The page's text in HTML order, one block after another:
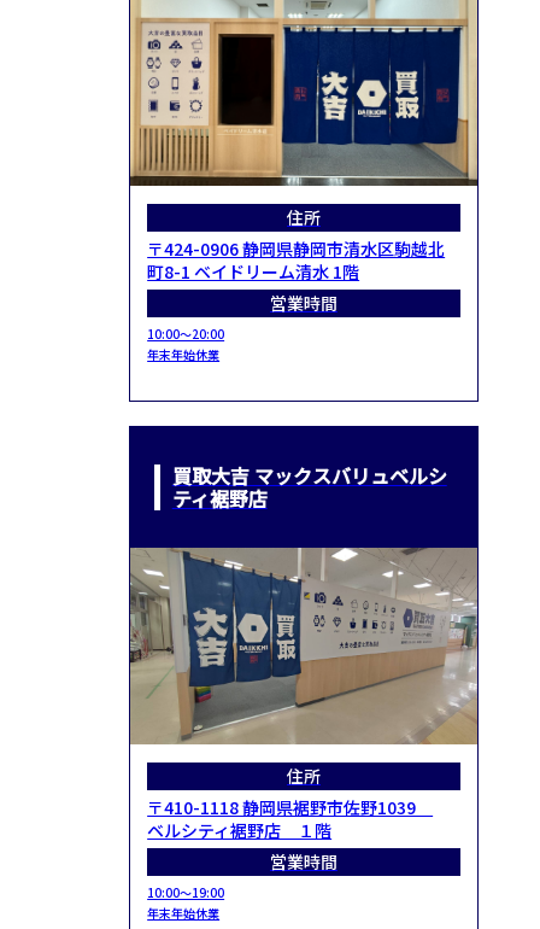
住所
〒424-0906 静岡県静岡市清水区駒越北
町8-1 ベイドリーム清水 1階
営業時間
10:00～20:00
年末年始休業
買取大吉 マックスバリュベルシ
ティ裾野店
住所
〒410-1118 静岡県裾野市佐野1039
ベルシティ裾野店 １階
営業時間
10:00～19:00
年末年始休業